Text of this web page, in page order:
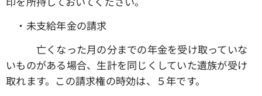
・未支給年金の請求
亡くなった月の分までの年金を受け取っていな
いものがある場合、生計を同じくしていた遺族が受け
取れます。この請求権の時効は、５年です。